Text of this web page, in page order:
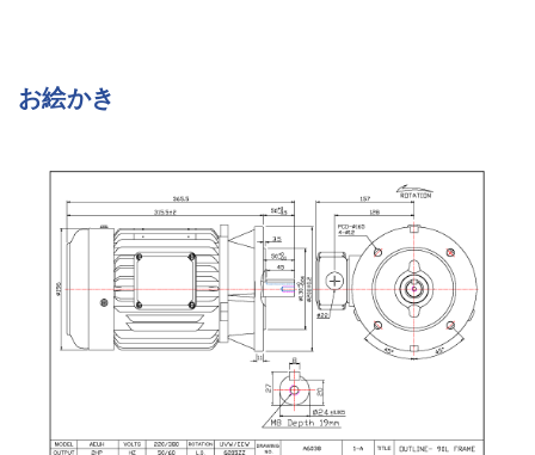
お絵かき